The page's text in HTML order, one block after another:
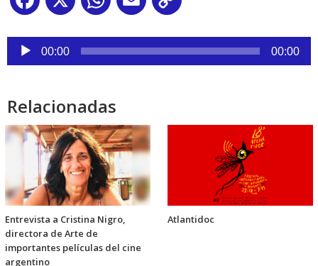
Reproductor
audio
00:00 00:00
Relacionadas
Entrevista a Cristina Nigro,
directora de Arte de
importantes películas del cine
argentino
Atlantidoc